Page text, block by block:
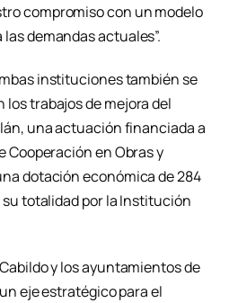
compromiso con un modelo
demandas actuales”.
instituciones también se
trabajos de mejora del
una actuación financiada a
Cooperación en Obras y
dotación económica de 284
totalidad por la Institución
y los ayuntamientos de
eje estratégico para el